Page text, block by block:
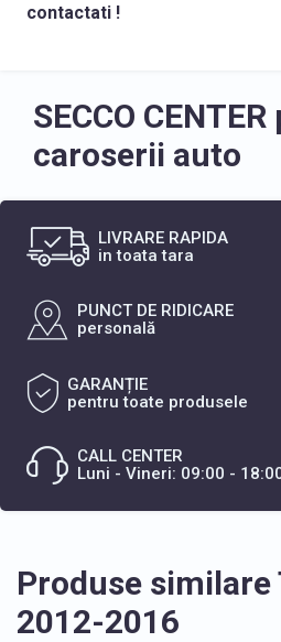
contactati !
SECCO
caroserii auto
LIVRARE RAPIDA
in toata tara
PUNCT DE RIDICARE
personală
GARANȚIE
pentru toate produsele
CALL CENTER
Luni - Vineri: 09:00 -
Produse similare
2012-2016